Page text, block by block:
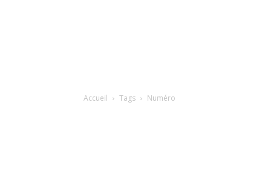
Accueil Tags Numéro